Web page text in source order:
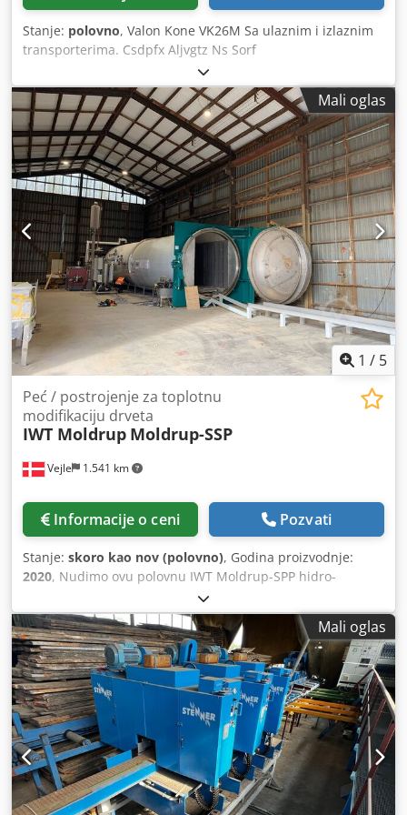
Stanje: polovno, Valon Kone VK26M Sa ulaznim i izlaznim
transporterima. Csdpfx Aljvgtz Ns Sorf
Mali oglas
1 / 5
Vejle 1.541 km
Peć / postrojenje za toplotnu
modifikaciju drveta
IWT Moldrup Moldrup-SSP
Informacije o ceni Pozvati
Stanje: skoro kao nov (polovno), Godina proizvodnje:
2020, Nudimo ovu polovnu IWT Moldrup-SPP hidro-
termalnu liniju za tretman drveta. Industrijska MOLDRUP-
SPP linija je projektovana za hidro-termalnu modifikaciju
drveta prečnika do 2.600 mm i dužine do 12.000 mm.
Izrađena je od visokoizdržljivog nerđajućeg čelika i
namenjena za kontinuiranu industrijsku proizvodnju sa
potpuno automatskim PLC upravljanjem. Codpfx
Aleymxqao Serf Industrijska hidro-termalna linija za
modifikaciju drveta – Ø2.600 x 12.000 mm Postrojenje je
konstruisano za efikasnu i ravnomernu termalnu
modifikaciju drveta u kontrolisanim uslovima bez prisustva
kiseonika. Instalacija se zasniva na robustnom autoklavu
od nerđajućeg čelika Ø2.600 mm × 12.000 mm, kapaciteta
Mali oglas